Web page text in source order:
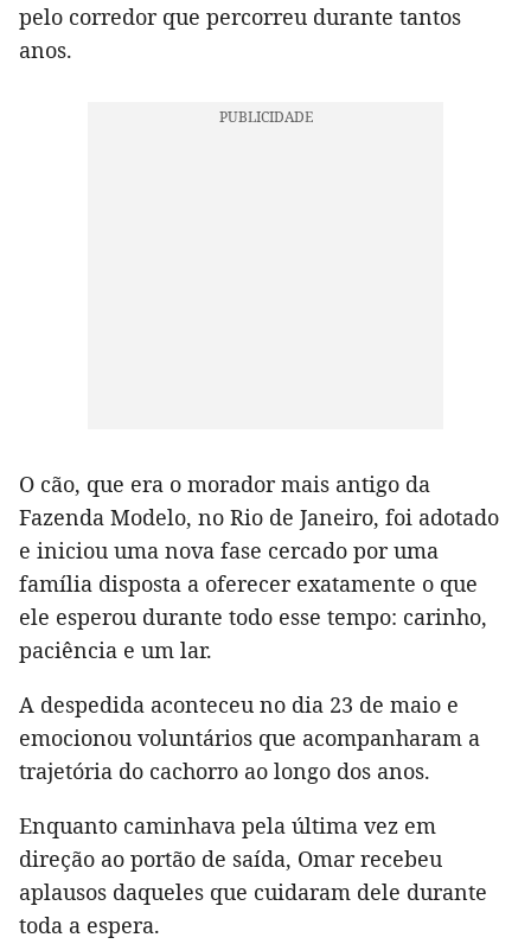
pelo corredor que percorreu durante tantos
anos.
O cão, que era o morador mais antigo da
Fazenda Modelo, no Rio de Janeiro, foi adotado
e iniciou uma nova fase cercado por uma
família disposta a oferecer exatamente o que
ele esperou durante todo esse tempo: carinho,
paciência e um lar.
A despedida aconteceu no dia 23 de maio e
emocionou voluntários que acompanharam a
trajetória do cachorro ao longo dos anos.
Enquanto caminhava pela última vez em
direção ao portão de saída, Omar recebeu
aplausos daqueles que cuidaram dele durante
toda a espera.